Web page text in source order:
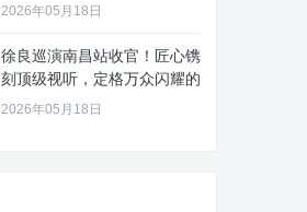
2026年05月18日
徐良巡演南昌站收官！匠心镌
刻顶级视听，定格万众闪耀的
青春
2026年05月18日